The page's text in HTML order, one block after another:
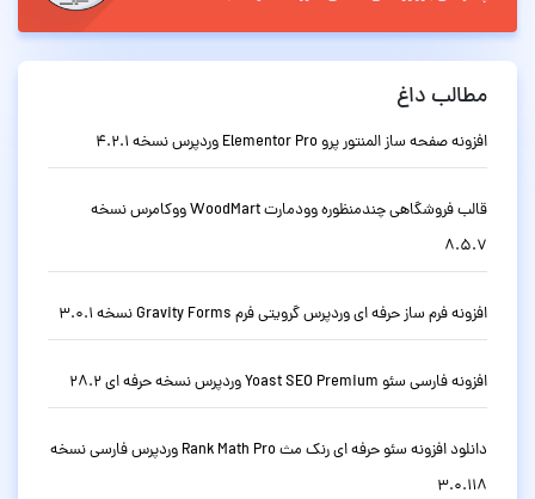
مطالب داغ
افزونه صفحه ساز المنتور پرو Elementor Pro وردپرس نسخه 4.2.1
قالب فروشگاهی چندمنظوره وودمارت WoodMart ووکامرس نسخه
8.5.7
افزونه فرم ساز حرفه ای وردپرس گرویتی فرم Gravity Forms نسخه 3.0.1
افزونه فارسی سئو Yoast SEO Premium وردپرس نسخه حرفه ای 28.2
دانلود افزونه سئو حرفه ای رنک مث Rank Math Pro وردپرس فارسی نسخه
3.0.118